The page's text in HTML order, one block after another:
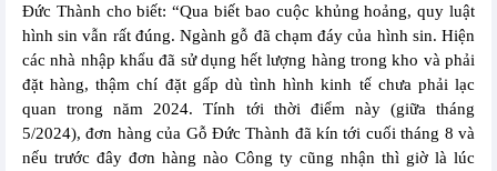
Đức Thành cho biết: “Qua biết bao cuộc khủng hoảng, quy luật
hình sin vẫn rất đúng. Ngành gỗ đã chạm đáy của hình sin. Hiện
các nhà nhập khẩu đã sử dụng hết lượng hàng trong kho và phải
đặt hàng, thậm chí đặt gấp dù tình hình kinh tế chưa phải lạc
quan trong năm 2024. Tính tới thời điểm này (giữa tháng
5/2024), đơn hàng của Gỗ Đức Thành đã kín tới cuối tháng 8 và
nếu trước đây đơn hàng nào Công ty cũng nhận thì giờ là lúc